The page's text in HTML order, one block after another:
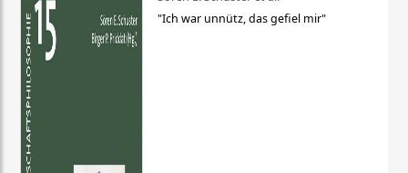
"Ich war unnütz, das gefiel mir"